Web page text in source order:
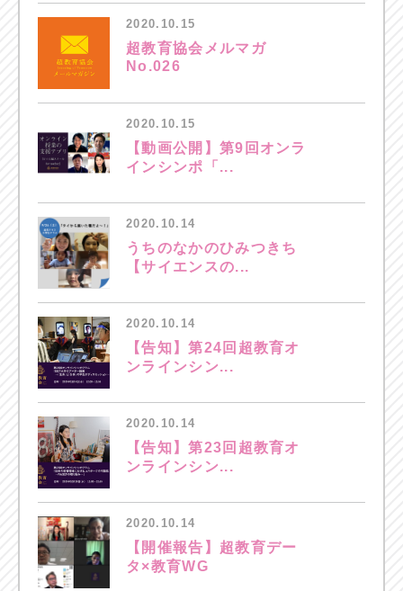
2020.10.15
超教育協会メルマガ
No.026
2020.10.15
【動画公開】第9回オンラ
インシンポ「...
2020.10.14
うちのなかのひみつきち
【サイエンスの...
2020.10.14
【告知】第24回超教育オ
ンラインシン...
2020.10.14
【告知】第23回超教育オ
ンラインシン...
2020.10.14
【開催報告】超教育デー
タ×教育WG